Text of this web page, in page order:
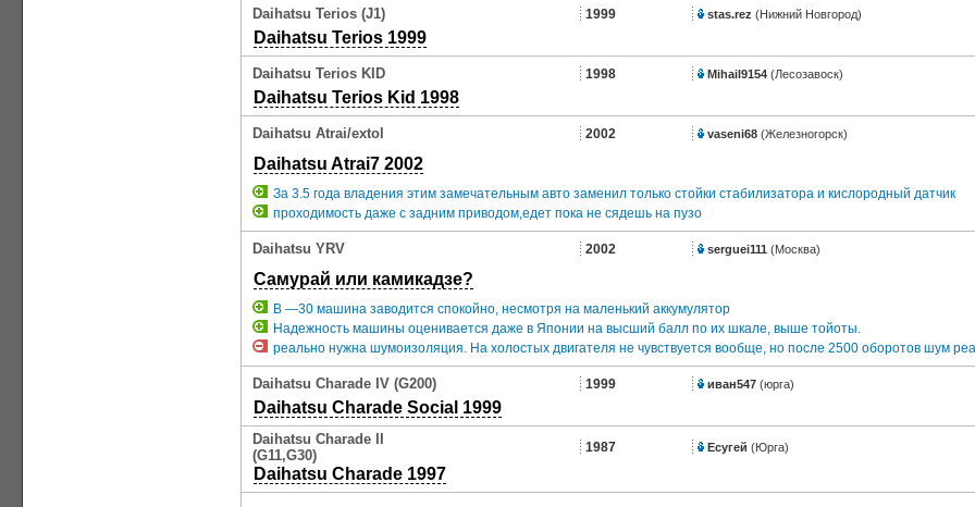
Daihatsu Terios (J1) 1999 stas.rez (Нижний Новгород)
Daihatsu Terios 1999
Daihatsu Terios KID 1998 Mihail9154 (Лесозавоск)
Daihatsu Terios Kid 1998
Daihatsu Atrai/extol 2002 vaseni68 (Железногорск)
Daihatsu Atrai7 2002
За 3.5 года владения этим замечательным авто заменил только стойки стабилизатора и кислородный датчик
проходимость даже с задним приводом,едет пока не сядешь на пузо
Daihatsu YRV 2002 serguei111 (Москва)
Самурай или камикадзе?
В —30 машина заводится спокойно, несмотря на маленький аккумулятор
Надежность машины оценивается даже в Японии на высший балл по их шкале, выше тойоты.
реально нужна шумоизоляция. На холостых двигателя не чувствуется вообще, но после 2500 оборотов шум
Daihatsu Charade IV (G200) 1999 иван547 (юрга)
Daihatsu Charade Social 1999
Daihatsu Charade II
(G11,G30)
1987 Есугей (Юрга)
Daihatsu Charade 1997